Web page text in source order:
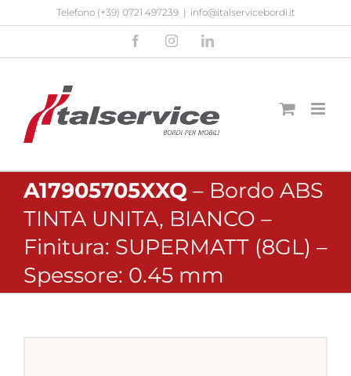
contenuto
Telefono (+39) 0721 497239 | info@italservicebordi.it
FacebookInstagramLinkedIn
A17905705XXQ – Bordo ABS
TINTA UNITA, BIANCO –
Finitura: SUPERMATT (8GL) –
Spessore: 0.45 mm